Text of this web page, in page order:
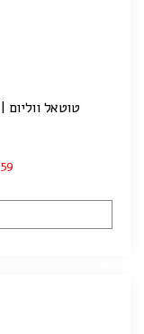
טוטאל ווליום |
59